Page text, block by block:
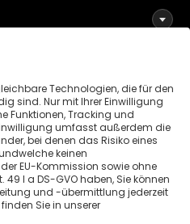
Technologien, die für den
sind. Nur mit Ihrer Einwilligung
Funktionen, Tracking und
umfasst außerdem die
bei denen das Risiko eines
keinen
EU-Kommission sowie ohne
I a DS-GVO haben, Sie können
und -übermittlung jederzeit
Sie in unserer